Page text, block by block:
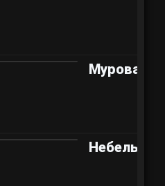
Мурованка